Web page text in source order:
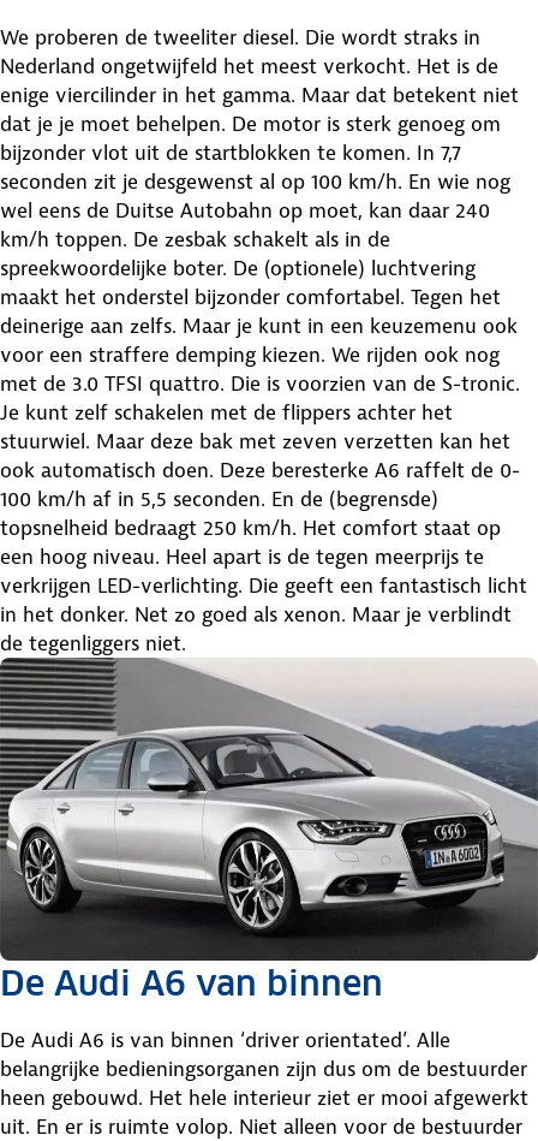
We proberen de tweeliter diesel. Die wordt straks in
Nederland ongetwijfeld het meest verkocht. Het is de
enige viercilinder in het gamma. Maar dat betekent niet
dat je je moet behelpen. De motor is sterk genoeg om
bijzonder vlot uit de startblokken te komen. In 7,7
seconden zit je desgewenst al op 100 km/h. En wie nog
wel eens de Duitse Autobahn op moet, kan daar 240
km/h toppen. De zesbak schakelt als in de
spreekwoordelijke boter. De (optionele) luchtvering
maakt het onderstel bijzonder comfortabel. Tegen het
deinerige aan zelfs. Maar je kunt in een keuzemenu ook
voor een straffere demping kiezen. We rijden ook nog
met de 3.0 TFSI quattro. Die is voorzien van de S-tronic.
Je kunt zelf schakelen met de flippers achter het
stuurwiel. Maar deze bak met zeven verzetten kan het
ook automatisch doen. Deze beresterke A6 raffelt de 0-
100 km/h af in 5,5 seconden. En de (begrensde)
topsnelheid bedraagt 250 km/h. Het comfort staat op
een hoog niveau. Heel apart is de tegen meerprijs te
verkrijgen LED-verlichting. Die geeft een fantastisch licht
in het donker. Net zo goed als xenon. Maar je verblindt
de tegenliggers niet.
De Audi A6 van binnen
De Audi A6 is van binnen ‘driver orientated’. Alle
belangrijke bedieningsorganen zijn dus om de bestuurder
heen gebouwd. Het hele interieur ziet er mooi afgewerkt
uit. En er is ruimte volop. Niet alleen voor de bestuurder